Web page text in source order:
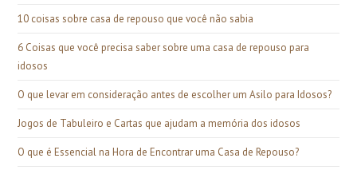
10 coisas sobre casa de repouso que você não sabia
6 Coisas que você precisa saber sobre uma casa de repouso para
idosos
O que levar em consideração antes de escolher um Asilo para Idosos?
Jogos de Tabuleiro e Cartas que ajudam a memória dos idosos
O que é Essencial na Hora de Encontrar uma Casa de Repouso?